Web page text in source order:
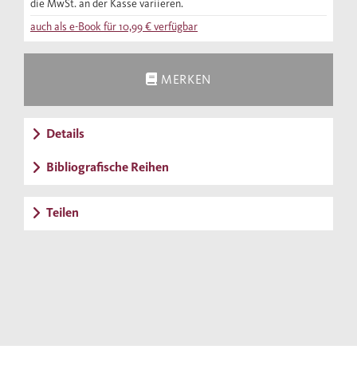
die MwSt. an der Kasse variieren.
auch als e-Book für10,99 €verfügbar
MERKEN
Details
Bibliografische Reihen
Teilen